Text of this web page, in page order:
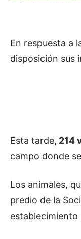
En respuesta a
disposición sus
Esta tarde, 214
campo donde
Los animales,
predio de la
establecimiento